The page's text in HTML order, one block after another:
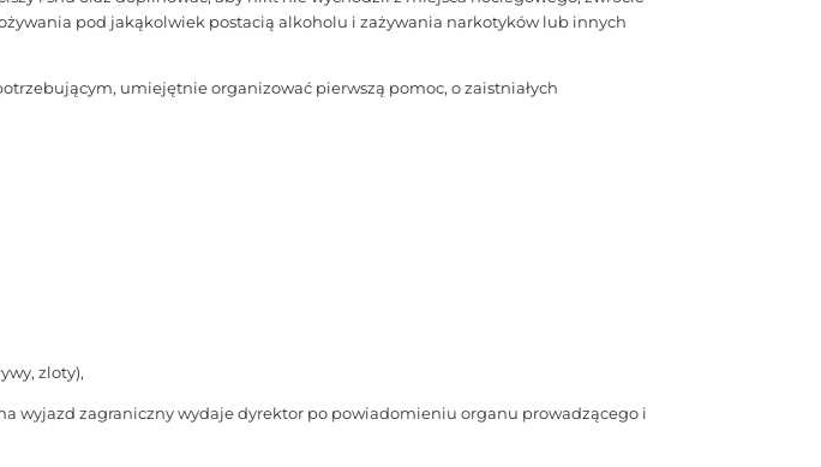
pod jakąkolwiek postacią alkoholu i zażywania narkotyków lub innych
umiejętnie organizować pierwszą pomoc, o zaistniałych
zloty),
wyjazd zagraniczny wydaje dyrektor po powiadomieniu organu prowadzącego i